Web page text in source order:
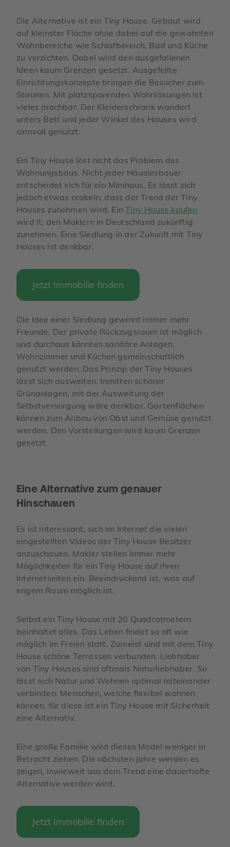
Die Alternative ist ein Tiny House. Gebaut wird
auf kleinster Fläche ohne dabei auf die gewohnten
Wohnbereiche wie Schlafbereich, Bad und Küche
zu verzichten. Dabei wird den ausgefallenen
Ideen kaum Grenzen gesetzt. Ausgefeilte
Einrichtungskonzepte bringen die Besucher zum
Staunen. Mit platzsparenden Wohnlösungen ist
vieles machbar. Der Kleiderschrank wandert
unters Bett und jeder Winkel des Hauses wird
sinnvoll genutzt.
Ein Tiny House löst nicht das Problem des
Wohnungsbaus. Nicht jeder Häuslesbauer
entscheidet sich für ein Minihaus. Es lässt sich
jedoch etwas orakeln, dass der Trend der Tiny
Houses zunehmen wird. EinTiny House kaufen
wird lt. den Maklern in Deutschland zukünftig
zunehmen. Eine Siedlung in der Zukunft mit Tiny
Houses ist denkbar.
Jetzt Immobilie finden
Die Idee einer Siedlung gewinnt immer mehr
Freunde. Der private Rückzugsraum ist möglich
und durchaus könnten sanitäre Anlagen,
Wohnzimmer und Küchen gemeinschaftlich
genutzt werden. Das Prinzip der Tiny Houses
lässt sich ausweiten. Inmitten schöner
Grünanlagen, mit der Ausweitung der
Selbstversorgung wäre denkbar. Gartenflächen
können zum Anbau von Obst und Gemüse genutzt
werden. Den Vorstellungen wird kaum Grenzen
gesetzt.
Eine Alternative zum genauer
Hinschauen
Es ist interessant, sich im Internet die vielen
eingestellten Videos der Tiny House Besitzer
anzuschauen. Makler stellen immer mehr
Möglichkeiten für ein Tiny House auf ihren
Internetseiten ein. Beeindruckend ist, was auf
engem Raum möglich ist.
Selbst ein Tiny House mit 20 Quadratmetern
beinhaltet alles. Das Leben findet so oft wie
möglich im Freien statt. Zumeist sind mit dem Tiny
House schöne Terrassen verbunden. Liebhaber
von Tiny Houses sind oftmals Naturliebhaber. So
lässt sich Natur und Wohnen optimal miteinander
verbinden. Menschen, welche flexibel wohnen
können, für diese ist ein Tiny House mit Sicherheit
eine Alternativ.
Eine große Familie wird dieses Model weniger in
Betracht ziehen. Die nächsten Jahre werden es
zeigen, inwieweit aus dem Trend eine dauerhafte
Alternative werden wird.
Jetzt Immobilie finden